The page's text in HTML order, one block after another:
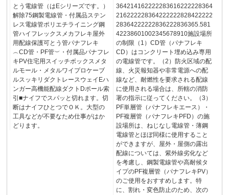
とう電線管（はEシリーズです。）
解除75鋼製電線管・付属品ステン
レス電線管ポリエチライニング鋼
管ハイフレックスメカフレキ屋外
用配線保護可とう管パナフレキ
︵CD管・PF管︶・付属品パナフレ
キPV住宅用スイッチボックスメタ
ルモール・メタルワイプロケーブ
ルスッキリダクトレースウェイEハ
ンガー高機能配線ダクトDポール索
引■ナイフでスパッと切れます。切
断はナイフひとつでＯＫ。大型の
工具などが不要なため仕事がはか
どります。
364214162222283616222228364
216222228364222222828422222
28364222222836222836365.581
42238601002345678910施設場所
の制限（1）CD管（パナフレキ
CD）はコンクリート埋め込み専用
の電線管です。（2）防火区域の配
線、火災報知器や非常電源への配
線など、耐燃性を要求される配線
に使用される場合は、所轄の消防
署の指示に従ってください。（3）
PF単層管（パナフレキエース）・
PF複層管（パナフレキPFD）の施
設場所は、ねじなし電線管・薄鋼
電線管とほぼ同様に使用すること
ができますが、屋外・屋側の露出
配線については、紫外線劣化など
を考慮し、鋼製電線管や高耐候タ
イプのPF複層管（パナフレキPV）
のご使用をおすすめします。特
に、割れ・変色防止のため、次の